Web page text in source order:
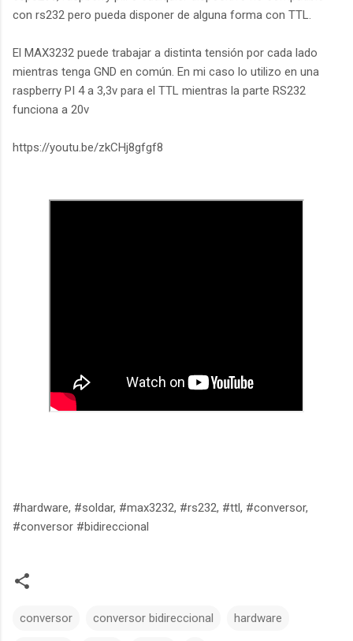
con rs232 pero pueda disponer de alguna forma con TTL.
El MAX3232 puede trabajar a distinta tensión por cada lado
mientras tenga GND en común. En mi caso lo utilizo en una
raspberry PI 4 a 3,3v para el TTL mientras la parte RS232
funciona a 20v
https://youtu.be/zkCHj8gfgf8
#hardware, #soldar, #max3232, #rs232, #ttl, #conversor,
#conversor #bidireccional
conversor conversor bidireccional hardware